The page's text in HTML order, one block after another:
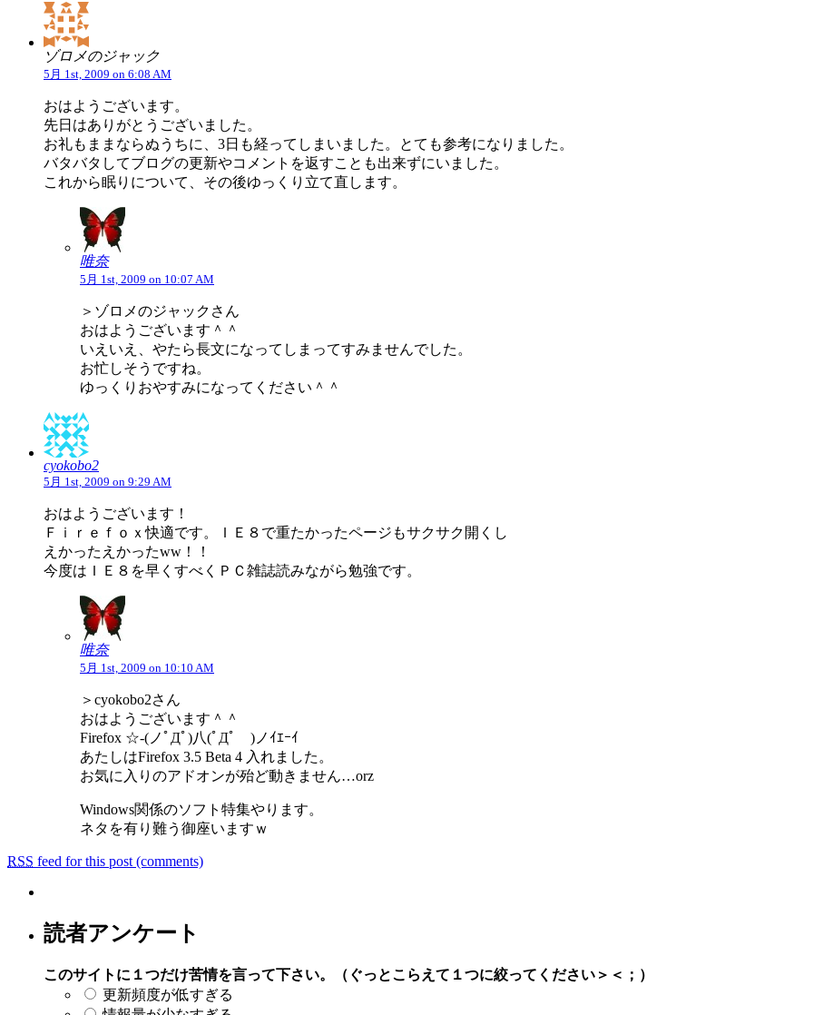
ゾロメのジャック
5月 1st, 2009 on 6:08 AM
おはようございます。
先日はありがとうございました。
お礼もままならぬうちに、3日も経ってしまいました。とても参考になりました。
バタバタしてブログの更新やコメントを返すことも出来ずにいました。
これから眠りについて、その後ゆっくり立て直します。
唯奈
5月 1st, 2009 on 10:07 AM
＞ゾロメのジャックさん
おはようございます＾＾
いえいえ、やたら長文になってしまってすみませんでした。
お忙しそうですね。
ゆっくりおやすみになってください＾＾
cyokobo2
5月 1st, 2009 on 9:29 AM
おはようございます！
Ｆｉｒｅｆｏｘ快適です。ＩＥ８で重たかったページもサクサク開くし
えかったえかったww！！
今度はＩＥ８を早くすべくＰＣ雑誌読みながら勉強です。
唯奈
5月 1st, 2009 on 10:10 AM
＞cyokobo2さん
おはようございます＾＾
Firefox ☆-(ノﾟДﾟ)八(ﾟДﾟ )ノｲｴｰｲ
あたしはFirefox 3.5 Beta 4 入れました。
お気に入りのアドオンが殆ど動きません…orz
Windows関係のソフト特集やります。
ネタを有り難う御座いますｗ
RSS feed for this post (comments)
読者アンケート
このサイトに１つだけ苦情を言って下さい。（ぐっとこらえて１つに絞ってください＞＜；）
更新頻度が低すぎる